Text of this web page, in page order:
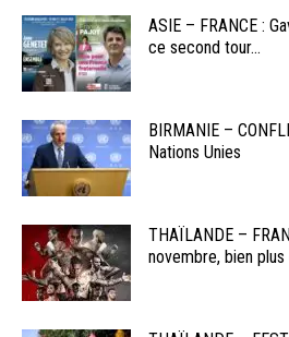
ASIE – FRANCE :
ce second tour...
BIRMANIE –
Nations Unies
THAÏLANDE –
novembre, bien plus